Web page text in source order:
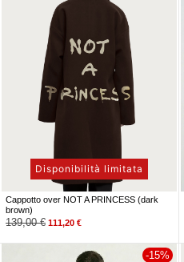
Disponibilità limitata
Cappotto over NOT A PRINCESS (dark
brown)
139,00€ 111,20 €
-15%